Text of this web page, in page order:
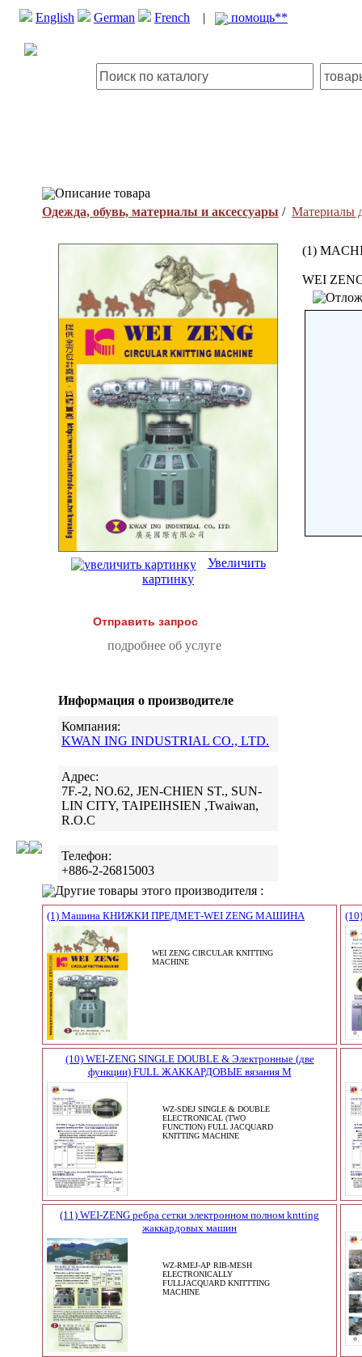
English German French | помощь**
Описание товара
Одежда, обувь, материалы и аксессуары / Материалы
Увеличить
картинку
Отправить запрос
подробнее об услуге
Информация о производителе
Компания:
KWAN ING INDUSTRIAL CO., LTD.
Адрес:
7F.-2, NO.62, JEN-CHIEN ST., SUN-
LIN CITY, TAIPEIHSIEN ,Twaiwan,
R.O.C
Телефон:
+886-2-26815003
(1)
WEI
Другие товары этого производителя :
(1) Машина КНИЖКИ ПРЕДМЕТ-WEI ZENG МАШИНА
WEI ZENG CIRCULAR KNITTING
MACHINE
(10) WEI-ZENG SINGLE DOUBLE & Электронные (две
функции) FULL ЖАККАРДОВЫЕ вязания М
WZ-SDEJ SINGLE & DOUBLE
ELECTRONICAL (TWO
FUNCTION) FULL JACQUARD
KNITTING MACHINE
(11) WEI-ZENG ребра сетки электронном полном kntting
жаккардовых машин
WZ-RMEJ-AP RIB-MESH
ELECTRONICALLY
FULLJACQUARD KNITTTING
MACHINE